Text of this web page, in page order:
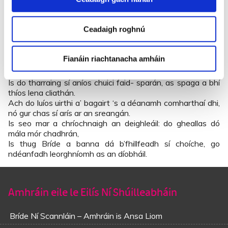
Ceadaigh roghnú
Fianáin riachtanacha amháin
Mar sé an duine seo im’ aice a d’fhadaigh an ghríosach, ní
mise a bheidh thíos leis a’ ndóiteán.
Is ní gá dhuit an maíomh as do chadhráin, seana spairt
Ní fíor san, a chailligh, ach smiorcalach chiardhubh, a
cheannaíos ó Sheán Mhaidhc Uí Chríodáin.
Is do tharraing sí aníos chuici faid- sparán, as spaga a bhí
thíos lena cliathán.
Ach do luíos uirthi a’ bagairt ‘s a déanamh comharthaí dhi,
nó gur chas sí arís ar an sreangán.
Is seo mar a chríochnaigh an deighleáil: do gheallas dó
mála mór chadhrán,
Is thug Bríde a banna dá b’fhillfeadh sí choíche, go
ndéanfadh leorghníomh as an díobháil.
Amhráin eile le Eilís Ní Shúilleabháin
Bríde Ní Scannláin – Amhráin is Ansa Liom